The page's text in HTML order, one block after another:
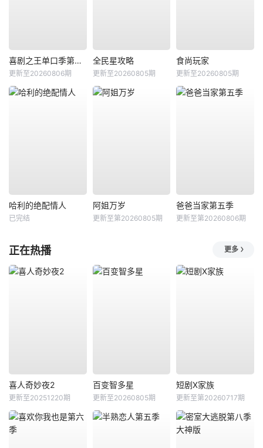
喜剧之王单口季第三季
更新至20260806期
全民星攻略
更新至20260805期
食尚玩家
更新至20260805期
哈利的绝配情人
已完结
阿姐万岁
更新至第20260805期
爸爸当家第五季
更新至第20260806期
正在热播 更多
喜人奇妙夜2
更新至20251220期
百变智多星
更新至20260805期
短剧X家族
更新至第20260717期